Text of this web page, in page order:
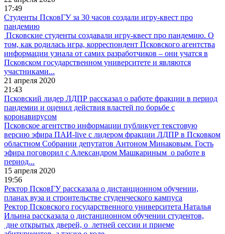
17:49
Студенты ПсковГУ за 30 часов создали игру-квест про
пандемию
Псковские студенты создавали игру-квест про пандемию. О
том, как родилась игра, корреспондент Псковского агентства
информации узнала от самих разработчиков – они учатся в
Псковском государственном университете и являются
участниками...
21 апреля 2020
21:43
Псковский лидер ЛДПР рассказал о работе фракции в период
пандемии и оценил действия властей по борьбе с
коронавирусом
Псковское агентство информации публикует текстовую
версию эфира ПАИ-live с лидером фракции ЛДПР в Псковком
областном Собрании депутатов Антоном Минаковым. Гость
эфира поговорил с Александром Машкариным о работе в
период...
15 апреля 2020
19:56
Ректор ПсковГУ рассказала о дистанционном обучении,
планах вуза и строительстве студенческого кампуса
Ректор Псковского государственного университета Наталья
Ильина рассказала о дистанционном обучении студентов,
дне открытых дверей, о летней сессии и приеме